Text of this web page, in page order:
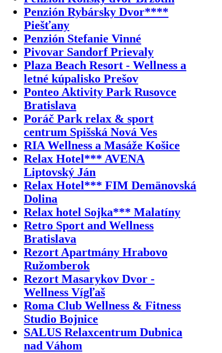
Penzión Rybársky Dvor****
Piešťany
Penzión Stefanie Vinné
Pivovar Sandorf Prievaly
Plaza Beach Resort - Wellness a
letné kúpalisko Prešov
Ponteo Aktivity Park Rusovce
Bratislava
Poráč Park relax & sport
centrum Spišská Nová Ves
RIA Wellness a Masáže Košice
Relax Hotel*** AVENA
Liptovský Ján
Relax Hotel*** FIM Demänovská
Dolina
Relax hotel Sojka*** Malatíny
Retro Sport and Wellness
Bratislava
Rezort Apartmány Hrabovo
Ružomberok
Rezort Masarykov Dvor -
Wellness Vígľaš
Roma Club Wellness & Fitness
Studio Bojnice
SALUS Relaxcentrum Dubnica
nad Váhom